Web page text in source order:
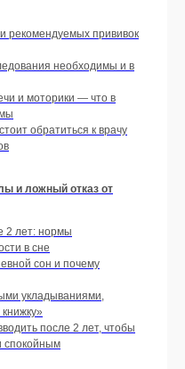
рекомендуемых прививок
необходимы и в
и моторики — что в
обратиться к врачу
и ложный отказ от
2 лет: нормы
в сне
сон и почему
укладываниями,
после 2 лет, чтобы
спокойным